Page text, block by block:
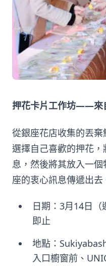
押花卡片工作坊——來
從銀座花店收集的丟
選擇自己喜歡的押花
息，然後將其放入一
座的衷心訊息傳遞出去
日期：3月14日
即止
地點：
入口櫥窗前、